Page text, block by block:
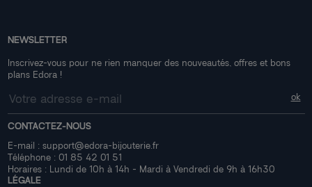
NEWSLETTER
Inscrivez-vous pour ne rien manquer des nouveautés, offres et bons
plans Edora !
CONTACTEZ-NOUS
E-mail : support@edora-bijouterie.fr
Téléphone : 01 85 42 01 51
Horaires : Lundi de 10h à 14h - Mardi à Vendredi de 9h à 16h30
LÉGALE